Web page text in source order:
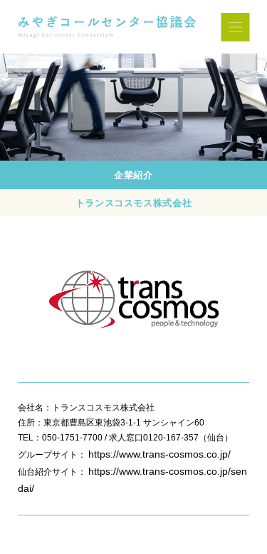
企業紹介
トランスコスモス株式会社
会社名：トランスコスモス株式会社
住所：東京都豊島区東池袋3-1-1 サンシャイン60
TEL：050-1751-7700 / 求人窓口0120-167-357（仙台）
グループサイト： https://www.trans-cosmos.co.jp/
仙台紹介サイト： https://www.trans-cosmos.co.jp/sen
dai/